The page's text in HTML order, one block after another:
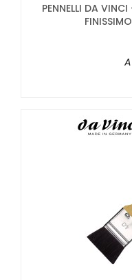
PENNELLI DA